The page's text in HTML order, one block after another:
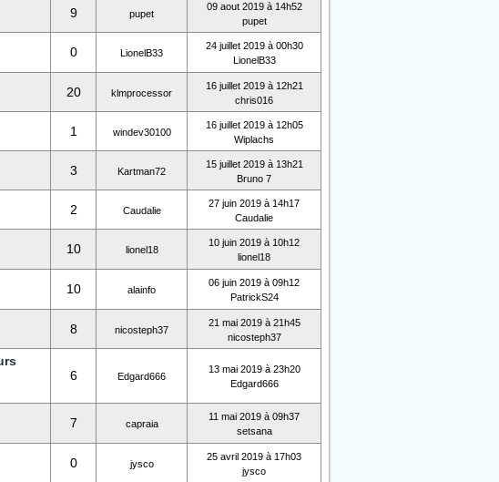
9 pupet
09 aout 2019 à 14h52
pupet
0 LionelB33
24 juillet 2019 à 00h30
LionelB33
20 klmprocessor
16 juillet 2019 à 12h21
chris016
1 windev30100
16 juillet 2019 à 12h05
Wiplachs
3 Kartman72
15 juillet 2019 à 13h21
Bruno 7
2 Caudalie
27 juin 2019 à 14h17
Caudalie
10 lionel18
10 juin 2019 à 10h12
lionel18
10 alainfo
06 juin 2019 à 09h12
PatrickS24
8 nicosteph37
21 mai 2019 à 21h45
nicosteph37
6 Edgard666
13 mai 2019 à 23h20
Edgard666
7 capraia
11 mai 2019 à 09h37
setsana
0 jysco
25 avril 2019 à 17h03
jysco